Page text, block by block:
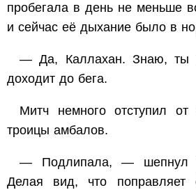
пробегала в день не меньше
и сейчас её дыхание было в
— Да, Каллахан. Знаю, ты
доходит до бега.
Митч немного отступил
троицы амбалов.
— Подлипала, — шепнул
Делая вид, что поправляет